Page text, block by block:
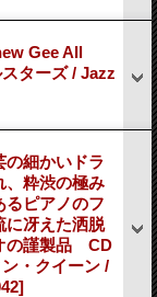
Gee All
ターズ / Jazz
の細かいドラ
、粋渋の極み
るピアノのフ
に冴えた洒脱
の謹製品 CD
・クイーン /